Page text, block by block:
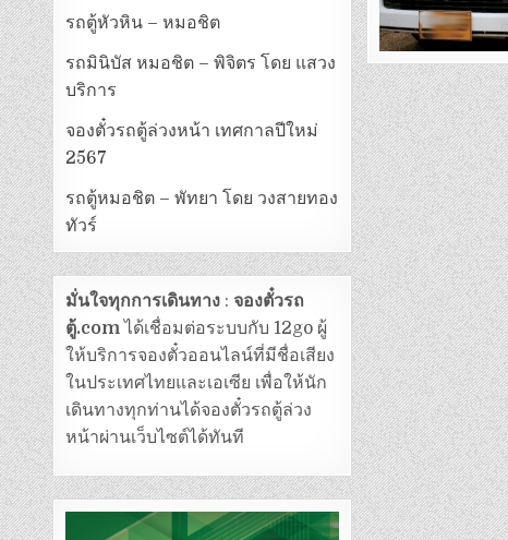
รถตู้หัวหิน – หมอชิต
รถมินิบัส หมอชิต – พิจิตร โดย แสวง
บริการ
จองตั๋วรถตู้ล่วงหน้า เทศกาลปีใหม่
2567
รถตู้หมอชิต – พัทยา โดย วงสายทอง
ทัวร์
มั่นใจทุกการเดินทาง :จองตั๋วรถ
ตู้.comได้เชื่อมต่อระบบกับ 12go ผู้
ให้บริการจองตั๋วออนไลน์ที่มีชื่อเสียง
ในประเทศไทยและเอเซีย เพื่อให้นัก
เดินทางทุกท่านได้จองตั๋วรถตู้ล่วง
หน้าผ่านเว็บไซต์ได้ทันที